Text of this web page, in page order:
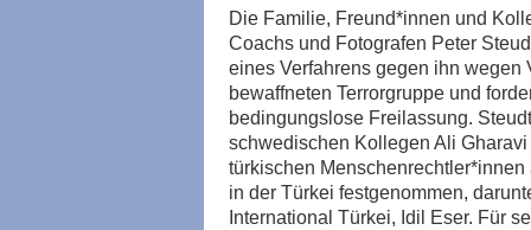
Die Familie, Freund*innen und
Coachs und Fotografen Peter
eines Verfahrens gegen ihn wegen
bewaffneten Terrorgruppe und
bedingungslose Freilassung.
schwedischen Kollegen Ali
türkischen
in der Türkei festgenommen,
International Türkei, Idil Eser. Für